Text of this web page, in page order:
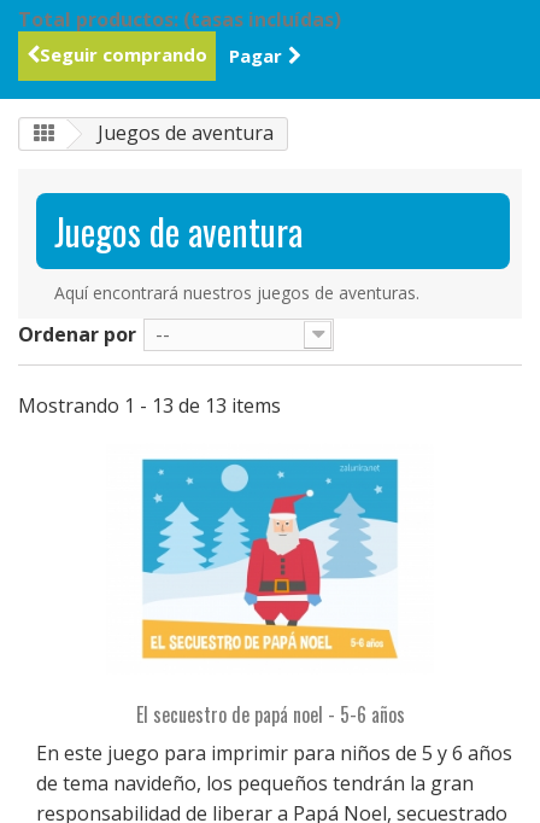
Total productos: (tasas incluídas)
Seguir comprando Pagar
Juegos de aventura
Juegos de aventura
Aquí encontrará nuestros juegos de aventuras.
Ordenar por --
Mostrando 1 - 13 de 13 items
El secuestro de papá noel - 5-6 años
En este juego para imprimir para niños de 5 y 6 años
de tema navideño, los pequeños tendrán la gran
responsabilidad de liberar a Papá Noel, secuestrado